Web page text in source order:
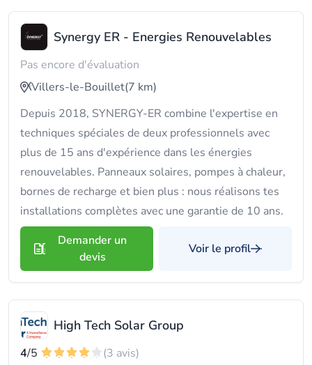
Synergy ER - Energies Renouvelables
Pas encore d'évaluation
Villers-le-Bouillet(7 km)
Depuis 2018, SYNERGY-ER combine l'expertise en
techniques spéciales de deux professionnels avec
plus de 15 ans d'expérience dans les énergies
renouvelables. Panneaux solaires, pompes à chaleur,
bornes de recharge et bien plus : nous réalisons tes
installations complètes avec une garantie de 10 ans.
Demander un
devis
Voir le profil
High Tech Solar Group
4/5
(3 avis)